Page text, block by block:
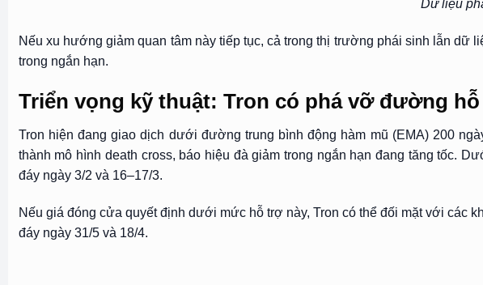
Dữ liệu
Nếu xu hướng giảm quan tâm này tiếp tục, cả trong thị trường phái sinh lẫn dữ
trong ngắn hạn.
Triển vọng kỹ thuật: Tron có phá vỡ đường
Tron hiện đang giao dịch dưới đường trung bình động hàm mũ (EMA) 200
thành mô hình death cross, báo hiệu đà giảm trong ngắn hạn đang tăng tốc.
đáy ngày 3/2 và 16–17/3.
Nếu giá đóng cửa quyết định dưới mức hỗ trợ này, Tron có thể đối mặt với các
đáy ngày 31/5 và 18/4.